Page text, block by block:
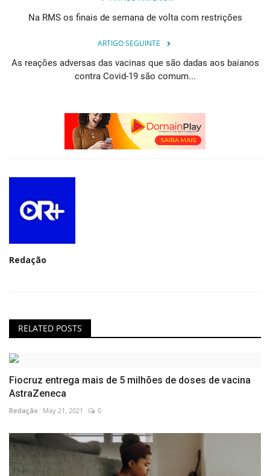
Na RMS os finais de semana de volta com restrições
ARTIGO SEGUINTE
As reações adversas das vacinas que são dadas aos baianos
contra Covid-19 são comum...
Redação
RELATED POSTS
Fiocruz entrega mais de 5 milhões de doses de vacina
AstraZeneca
Redação May 21, 2021 0